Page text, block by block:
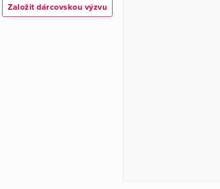
Založit dárcovskou výzvu